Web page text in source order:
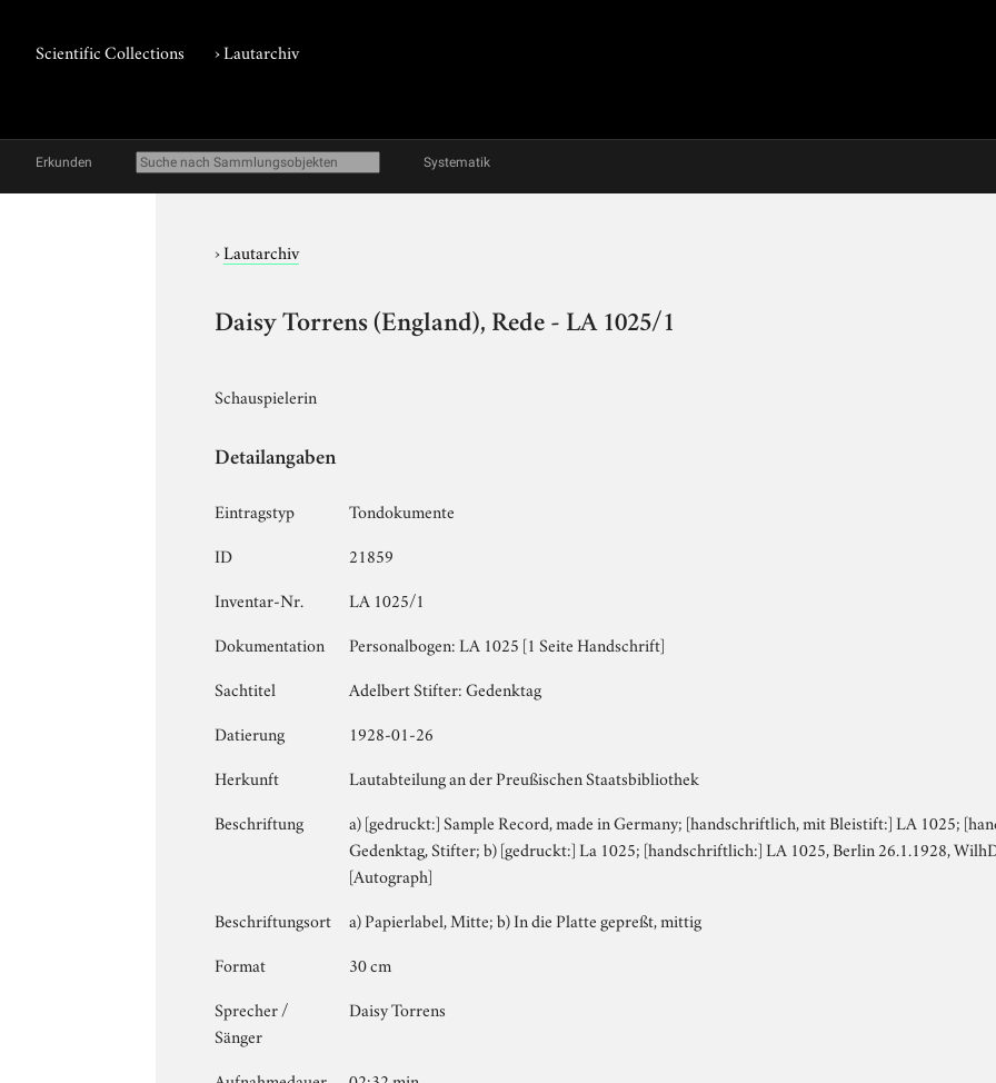
Scientific Collections ›Lautarchiv
Erkunden Systematik
›Lautarchiv
Daisy Torrens (England), Rede - LA 1025/1
Schauspielerin
Detailangaben
Eintragstyp
Tondokumente
ID
21859
Inventar-Nr.
LA 1025/1
Dokumentation
Personalbogen: LA 1025 [1 Seite Handschrift]
Sachtitel
Adelbert Stifter: Gedenktag
Datierung
1928-01-26
Herkunft
Lautabteilung an der Preußischen Staatsbibliothek
Beschriftung
a) [gedruckt:] Sample Record, made in Germany; [handschriftlich, mit Bleistift:] LA 1025;
Gedenktag, Stifter; b) [gedruckt:] La 1025; [handschriftlich:] LA 1025, Berlin 26.1.1928,
[Autograph]
Beschriftungsort
a) Papierlabel, Mitte; b) In die Platte gepreßt, mittig
Format
30 cm
Sprecher /
Sänger
Daisy Torrens